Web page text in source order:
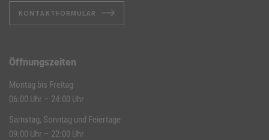
KONTAKTFORMULAR
Öffnungszeiten
Montag bis Freitag
06:00 Uhr – 24:00 Uhr
Samstag, Sonntag und Feiertage
09:00 Uhr – 22:00 Uhr